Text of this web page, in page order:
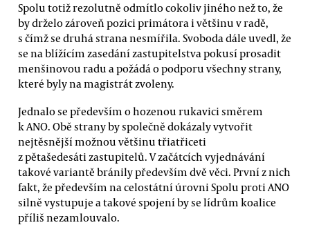
Spolu totiž rezolutně odmítlo cokoliv jiného než to, že
by drželo zároveň pozici primátora i většinu v radě,
s čímž se druhá strana nesmířila. Svoboda dále uvedl, že
se na blížícím zasedání zastupitelstva pokusí prosadit
menšinovou radu a požádá o podporu všechny strany,
které byly na magistrát zvoleny.
Jednalo se především o hozenou rukavici směrem
k ANO. Obě strany by společně dokázaly vytvořit
nejtěsnější možnou většinu třiatřiceti
z pětašedesáti zastupitelů. V začátcích vyjednávání
takové variantě bránily především dvě věci. První z nich
fakt, že především na celostátní úrovni Spolu proti ANO
silně vystupuje a takové spojení by se lídrům koalice
příliš nezamlouvalo.